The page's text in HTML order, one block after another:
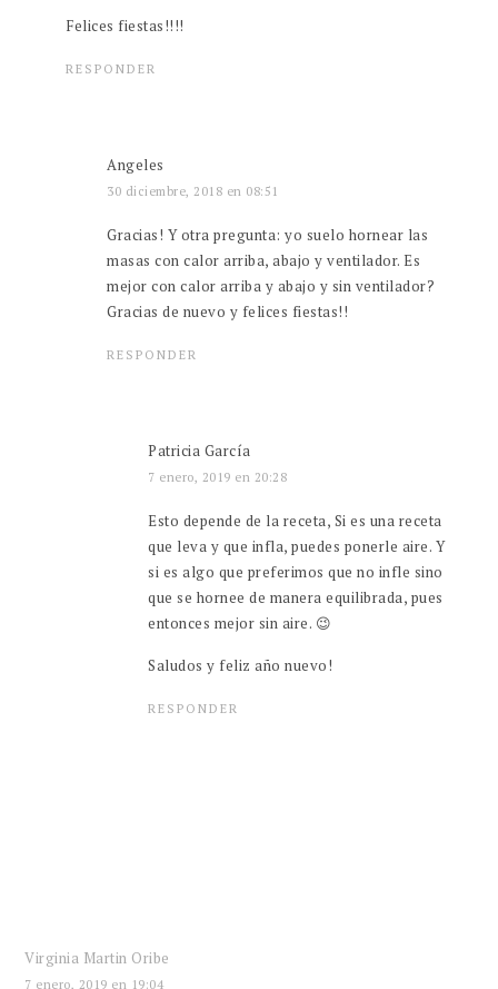
Felices fiestas!!!!
RESPONDER
Angeles
30 diciembre, 2018 en 08:51
Gracias! Y otra pregunta: yo suelo hornear las
masas con calor arriba, abajo y ventilador. Es
mejor con calor arriba y abajo y sin ventilador?
Gracias de nuevo y felices fiestas!!
RESPONDER
Patricia García
7 enero, 2019 en 20:28
Esto depende de la receta, Si es una receta
que leva y que infla, puedes ponerle aire. Y
si es algo que preferimos que no infle sino
que se hornee de manera equilibrada, pues
entonces mejor sin aire. 😉
Saludos y feliz año nuevo!
RESPONDER
Virginia Martin Oribe
7 enero, 2019 en 19:04